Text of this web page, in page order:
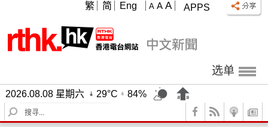
APPS
A A A
繁 简 Eng
选单
2026.08.08 星期六 29°C
84%
S
e